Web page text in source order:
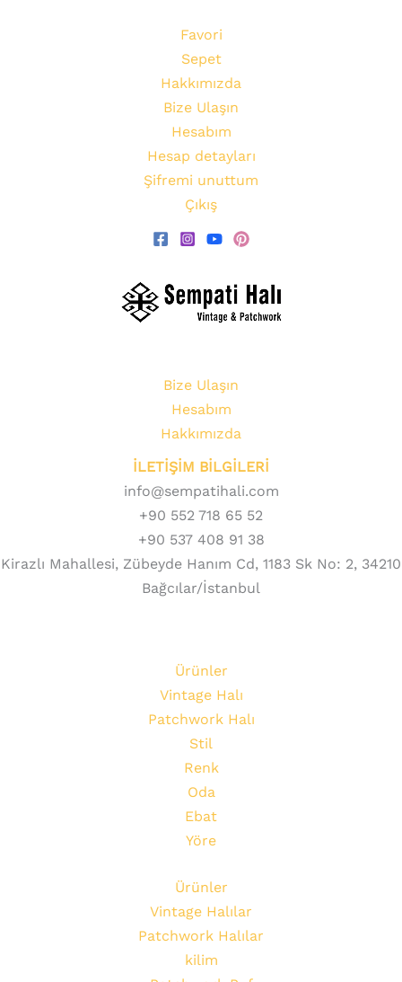
Favori
Sepet
Hakkımızda
Bize Ulaşın
Hesabım
Hesap detayları
Şifremi unuttum
Çıkış
Bize Ulaşın
Hesabım
Hakkımızda
İLETİŞİM BİLGİLERİ
info@sempatihali.com
+90 552 718 65 52
+90 537 408 91 38
Kirazlı Mahallesi, Zübeyde Hanım Cd, 1183 Sk No: 2, 34210
Bağcılar/İstanbul
Ürünler
Vintage Halı
Patchwork Halı
Stil
Renk
Oda
Ebat
Yöre
Ürünler
Vintage Halılar
Patchwork Halılar
kilim